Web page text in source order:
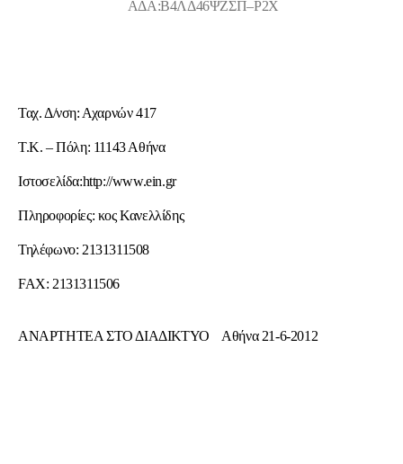
ΑΔΑ:Β4ΛΔ46ΨΖΣΠ–Ρ2Χ
Ταχ. Δ/νση: Αχαρνών 417
Τ.Κ. – Πόλη: 11143 Αθήνα
Ιστοσελίδα:http://www.ein.gr
Πληροφορίες: κος Κανελλίδης
Τηλέφωνο: 2131311508
FAX: 2131311506
ΑΝΑΡΤΗΤΕΑ ΣΤΟ ΔΙΑΔΙΚΤΥΟ Αθήνα 21-6-2012